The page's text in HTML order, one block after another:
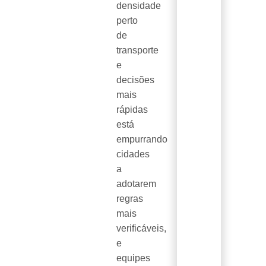
densidade
perto
de
transporte
e
decisões
mais
rápidas
está
empurrando
cidades
a
adotarem
regras
mais
verificáveis,
e
equipes